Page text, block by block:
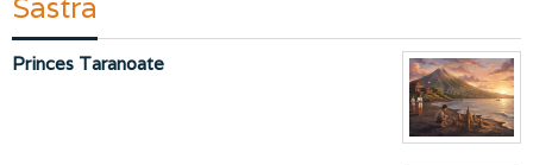
Sastra
Princes Taranoate